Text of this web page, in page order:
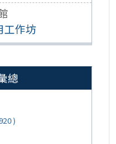
工作坊
總
)